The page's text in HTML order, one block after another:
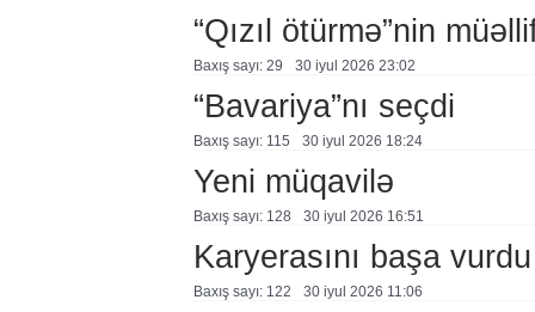
“Qızıl ötürmə”nin
Baxış sayı: 29 30 i̇yul 2026 23:02
“Bavariya”nı seçdi
Baxış sayı: 115 30 i̇yul 2026 18:24
Yeni müqavilə
Baxış sayı: 128 30 i̇yul 2026 16:51
Karyerasını başa vurdu
Baxış sayı: 122 30 i̇yul 2026 11:06